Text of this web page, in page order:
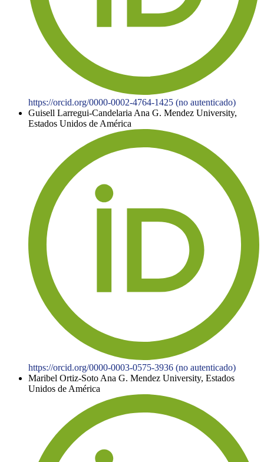
https://orcid.org/0000-0002-4764-1425 (no autenticado)
Guisell Larregui-Candelaria Ana G. Mendez University,
Estados Unidos de América
https://orcid.org/0000-0003-0575-3936 (no autenticado)
Maribel Ortiz-Soto Ana G. Mendez University, Estados
Unidos de América